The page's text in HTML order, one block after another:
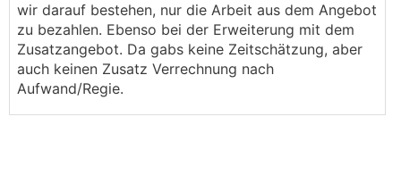
wir darauf bestehen, nur die Arbeit aus dem Angebot
zu bezahlen. Ebenso bei der Erweiterung mit dem
Zusatzangebot. Da gabs keine Zeitschätzung, aber
auch keinen Zusatz Verrechnung nach
Aufwand/Regie.